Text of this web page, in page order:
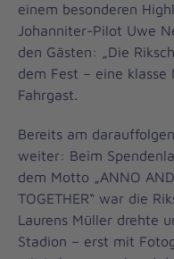
einem besonderen
Johanniter-Pilot Uwe
den Gästen: „Die
dem Fest – eine
Fahrgast.
Bereits am
weiter: Beim
dem Motto „ANNO
TOGETHER“ war die
Laurens Müller drehte
Stadion – erst mit